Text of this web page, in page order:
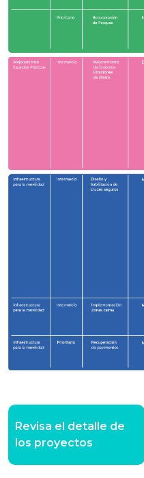
Revisa el detalle de
los proyectos